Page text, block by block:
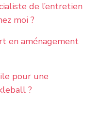
de l’entretien
moi ?
en aménagement
pour une
?